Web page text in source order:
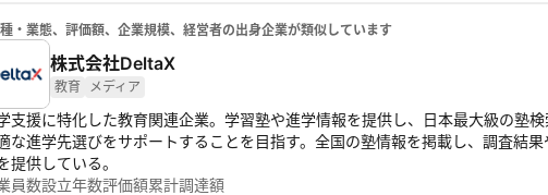
・業態、評価額、企業規模、経営者の出身企業が類似しています
株式会社DeltaX
教育 メディア
支援に特化した教育関連企業。学習塾や進学情報を提供し、日本最大級の塾
な進学先選びをサポートすることを目指す。全国の塾情報を掲載し、調査結
提供している。
員数設立年数評価額累計調達額